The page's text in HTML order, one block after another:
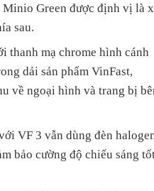
Minio Green được định vị là
sau.
thanh mạ chrome hình cánh
dải sản phẩm VinFast,
về ngoại hình và trang bị
VF 3 vẫn dùng đèn
bảo cường độ chiếu sáng